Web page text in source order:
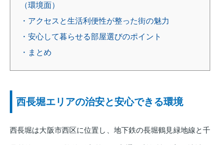
（環境面）
・アクセスと生活利便性が整った街の魅力
・安心して暮らせる部屋選びのポイント
・まとめ
西長堀エリアの治安と安心できる環境
西長堀は大阪市西区に位置し、地下鉄の長堀鶴見緑地線と千